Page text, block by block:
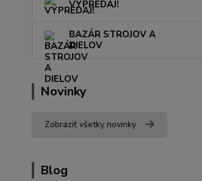
VÝPREDAJ!
BAZÁR STROJOV A
DIELOV
Novinky
Zobraziť všetky novinky
Blog